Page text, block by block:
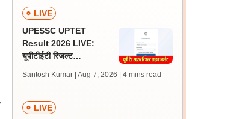
LIVE
UPESSC UPTET
Result 2026 LIVE:
यूपीटीईटी रिजल्ट
जल्द, जानें लेटेस्ट अपडेट,
पासिंग मार्क्स
Santosh Kumar | Aug 7, 2026 | 4 mins read
LIVE